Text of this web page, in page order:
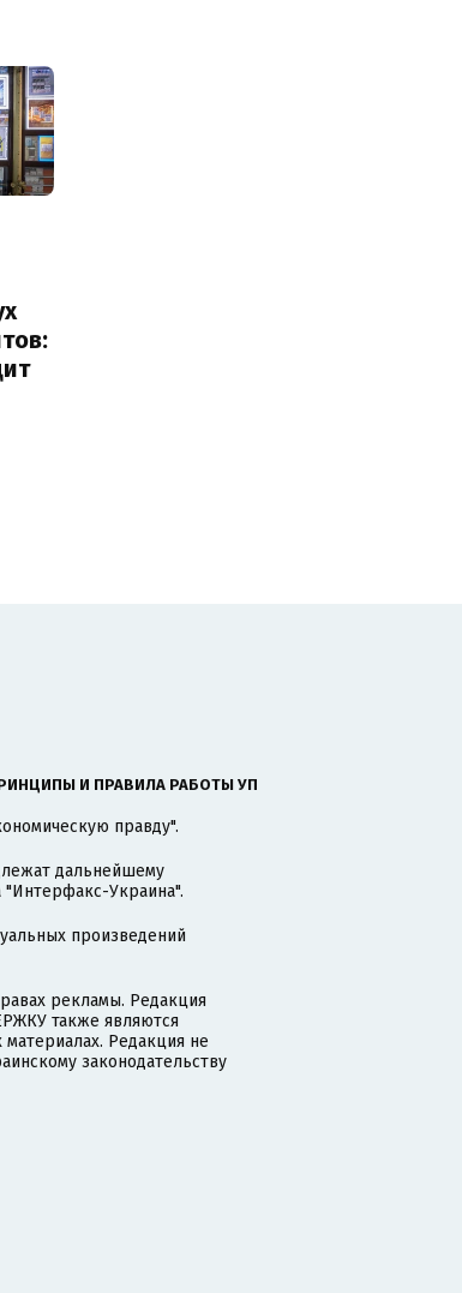
И ПРАВИЛА РАБОТЫ УП
правду".
дальнейшему
Украина".
произведений
рекламы. Редакция
также являются
Редакция не
законодательству